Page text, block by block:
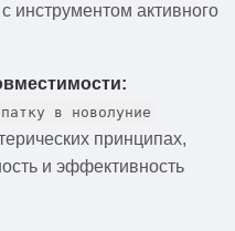
инструментом активного
в новолуние
принципах,
и эффективность